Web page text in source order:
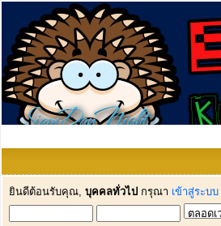
ยินดีต้อนรับคุณ, บุคคลทั่วไป กรุณา เข้าสู่ระบบ